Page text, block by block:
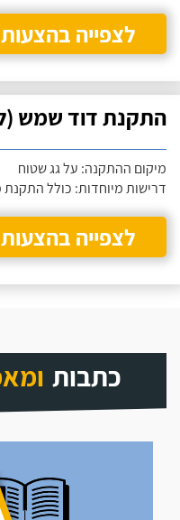
לצפייה
התקנת דוד שמש (ללא
מיקום ההתקנה: על גג שטוח
דרישות מיוחדות: כולל
לצפייה
כתבות